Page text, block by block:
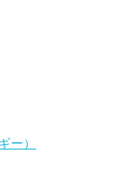
ー）